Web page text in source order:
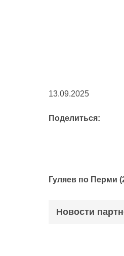
13.09.2025
Поделиться:
Гуляев по Перми
Новости